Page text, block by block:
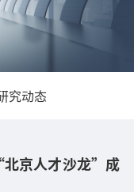
究动态
京人才沙龙”成